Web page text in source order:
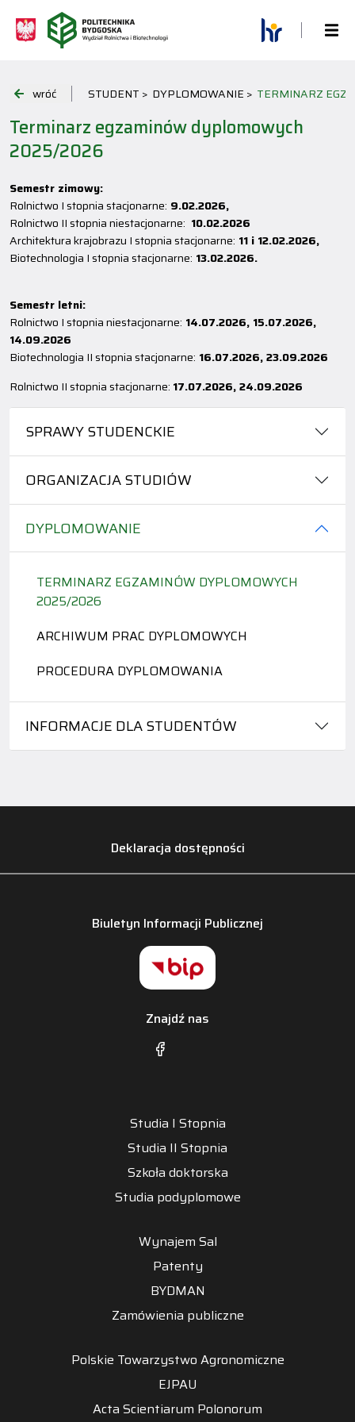
wróć STUDENT > DYPLOMOWANIE > TERMINARZ
SPRAWY STUDENCKIE
ORGANIZACJA STUDIÓW
DYPLOMOWANIE
TERMINARZ EGZAMINÓW DYPLOMOWYCH
2025/2026
ARCHIWUM PRAC DYPLOMOWYCH
PROCEDURA DYPLOMOWANIA
INFORMACJE DLA STUDENTÓW
Terminarz egzaminów dyplomowych
2025/2026
Semestr zimowy:
Rolnictwo I stopnia stacjonarne: 9.02.2026,
Rolnictwo II stopnia niestacjonarne: 10.02.2026
Architektura krajobrazu I stopnia stacjonarne: 11 i 12.02.2026,
Biotechnologia I stopnia stacjonarne: 13.02.2026.
Semestr letni:
Rolnictwo I stopnia niestacjonarne: 14.07.2026, 15.07.2026,
14.09.2026
Biotechnologia II stopnia stacjonarne: 16.07.2026, 23.09.2026
Rolnictwo II stopnia stacjonarne: 17.07.2026, 24.09.2026
Deklaracja dostępności
Biuletyn Informacji Publicznej
Znajdź nas
Studia I Stopnia
Studia II Stopnia
Szkoła doktorska
Studia podyplomowe
Wynajem Sal
Patenty
BYDMAN
Zamówienia publiczne
Polskie Towarzystwo Agronomiczne
EJPAU
Acta Scientiarum Polonorum